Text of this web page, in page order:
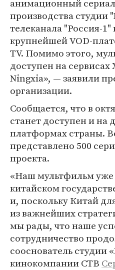
анимационный
производства студии
телеканала "Россия-
крупнейшей VOD-
TV. Помимо этого,
доступен на
Ningxia», — заявили
организации.
Сообщается, что в
станет доступен и на
платформах страны.
представлено 500
проекта.
«Наш мультфильм
китайском
и, поскольку Китай
из важнейших
мы рады, что наше
сотрудничество
сооснователь студии
кинокомпании СТВ